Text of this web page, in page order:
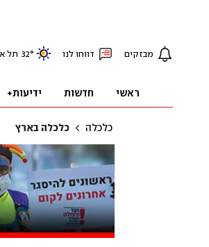
מבזקים דווחו לנו 32° תל
ראשי חדשות ידיעות+
כלכלה כלכלה בארץ